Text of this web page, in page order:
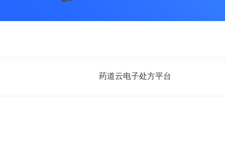
药道云电子处方平台